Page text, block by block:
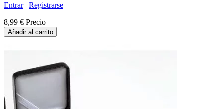
Entrar| Registrarse
8,99 € Precio
Añadir al carrito